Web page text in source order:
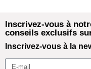
Inscrivez-vous à
conseils exclusifs
Inscrivez-vous à la